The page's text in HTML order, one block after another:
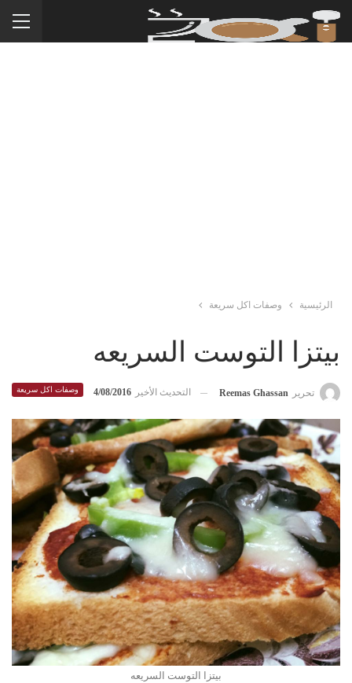
الرئيسية وصفات اكل سريعة
بيتزا التوست السريعه
وصفات اكل سريعة تحرير Reemas Ghassan التحديث الأخير 4/08/2016
بيتزا التوست السريعه